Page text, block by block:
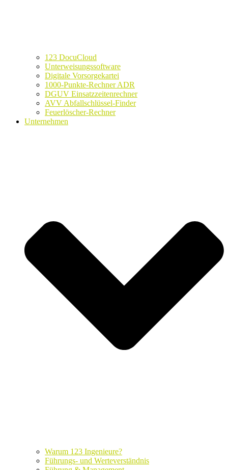
123 DocuCloud
Unterweisungssoftware
Digitale Vorsorgekartei
1000-Punkte-Rechner ADR
DGUV Einsatzzeitenrechner
AVV Abfallschlüssel-Finder
Feuerlöscher-Rechner
Unternehmen
Warum 123 Ingenieure?
Führungs- und Werteverständnis